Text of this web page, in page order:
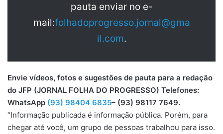
pauta enviar no e-
mail:folhadoprogresso.jornal@gma
il.com.
Envie vídeos, fotos e sugestões de pauta para a redação
do JFP (JORNAL FOLHA DO PROGRESSO) Telefones:
WhatsApp (93) 98404 6835– (93) 98117 7649.
“Informação publicada é informação pública. Porém, para
chegar até você, um grupo de pessoas trabalhou para isso.